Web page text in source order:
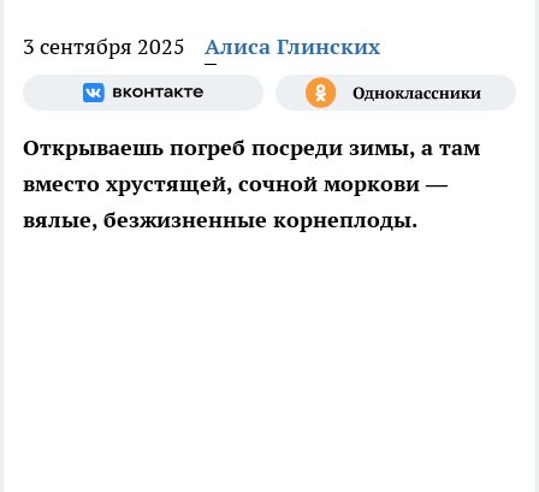
3 сентября 2025 Алиса Глинских
Открываешь погреб посреди зимы, а там
вместо хрустящей, сочной моркови —
вялые, безжизненные корнеплоды.